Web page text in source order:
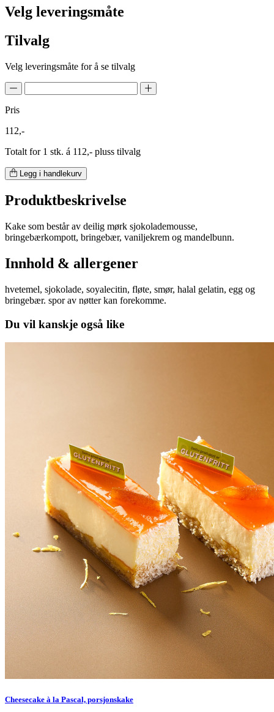
Velg leveringsmåte
Tilvalg
Velg leveringsmåte for å se tilvalg
Pris
112,-
Totalt for 1 stk. á 112,- pluss tilvalg
Legg i handlekurv
Produktbeskrivelse
Kake som består av deilig mørk sjokolademousse,
bringebærkompott, bringebær, vaniljekrem og mandelbunn.
Innhold & allergener
hvetemel, sjokolade, soyalecitin, fløte, smør, halal gelatin, egg og
bringebær. spor av nøtter kan forekomme.
Du vil kanskje også like
Cheesecake à la Pascal, porsjonskake